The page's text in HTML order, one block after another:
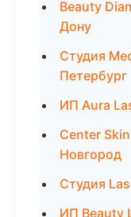
Beauty
Дону
Студия
Петербург
ИП Aura
Center
Новгород
Студия
ИП Beauty